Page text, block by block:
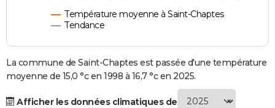
PROGRAMME TV
S'inscrire
Se connecter
Lycées
Collèges
Primaires
Universités
Entreprises
Service militaire
Avis de recherche
AVIS DE DÉCÈS
Température moyenne à Saint-Chaptes
Tendance
La commune de Saint-Chaptes est passée d'une température
moyenne de 15,0 °c en 1998 à 16,7 °c en 2025.
Afficher les données climatiques de